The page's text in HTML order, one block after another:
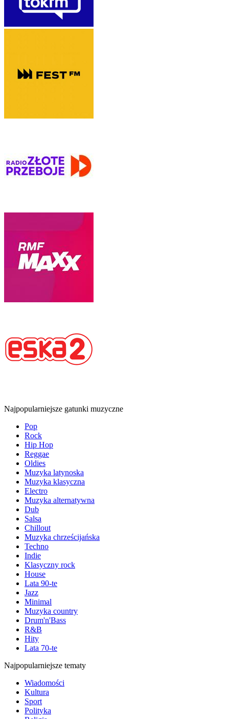
Najpopularniejsze gatunki muzyczne
Pop
Rock
Hip Hop
Reggae
Oldies
Muzyka latynoska
Muzyka klasyczna
Electro
Muzyka alternatywna
Dub
Salsa
Chillout
Muzyka chrześcijańska
Techno
Indie
Klasyczny rock
House
Lata 90-te
Jazz
Minimal
Muzyka country
Drum'n'Bass
R&B
Hity
Lata 70-te
Najpopularniejsze tematy
Wiadomości
Kultura
Sport
Polityka